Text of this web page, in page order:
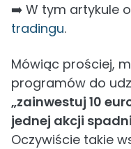
➡️ W tym artykule
tradingu.
Mówiąc prościej,
programów do
„zainwestuj 10
jednej akcji
Oczywiście takie